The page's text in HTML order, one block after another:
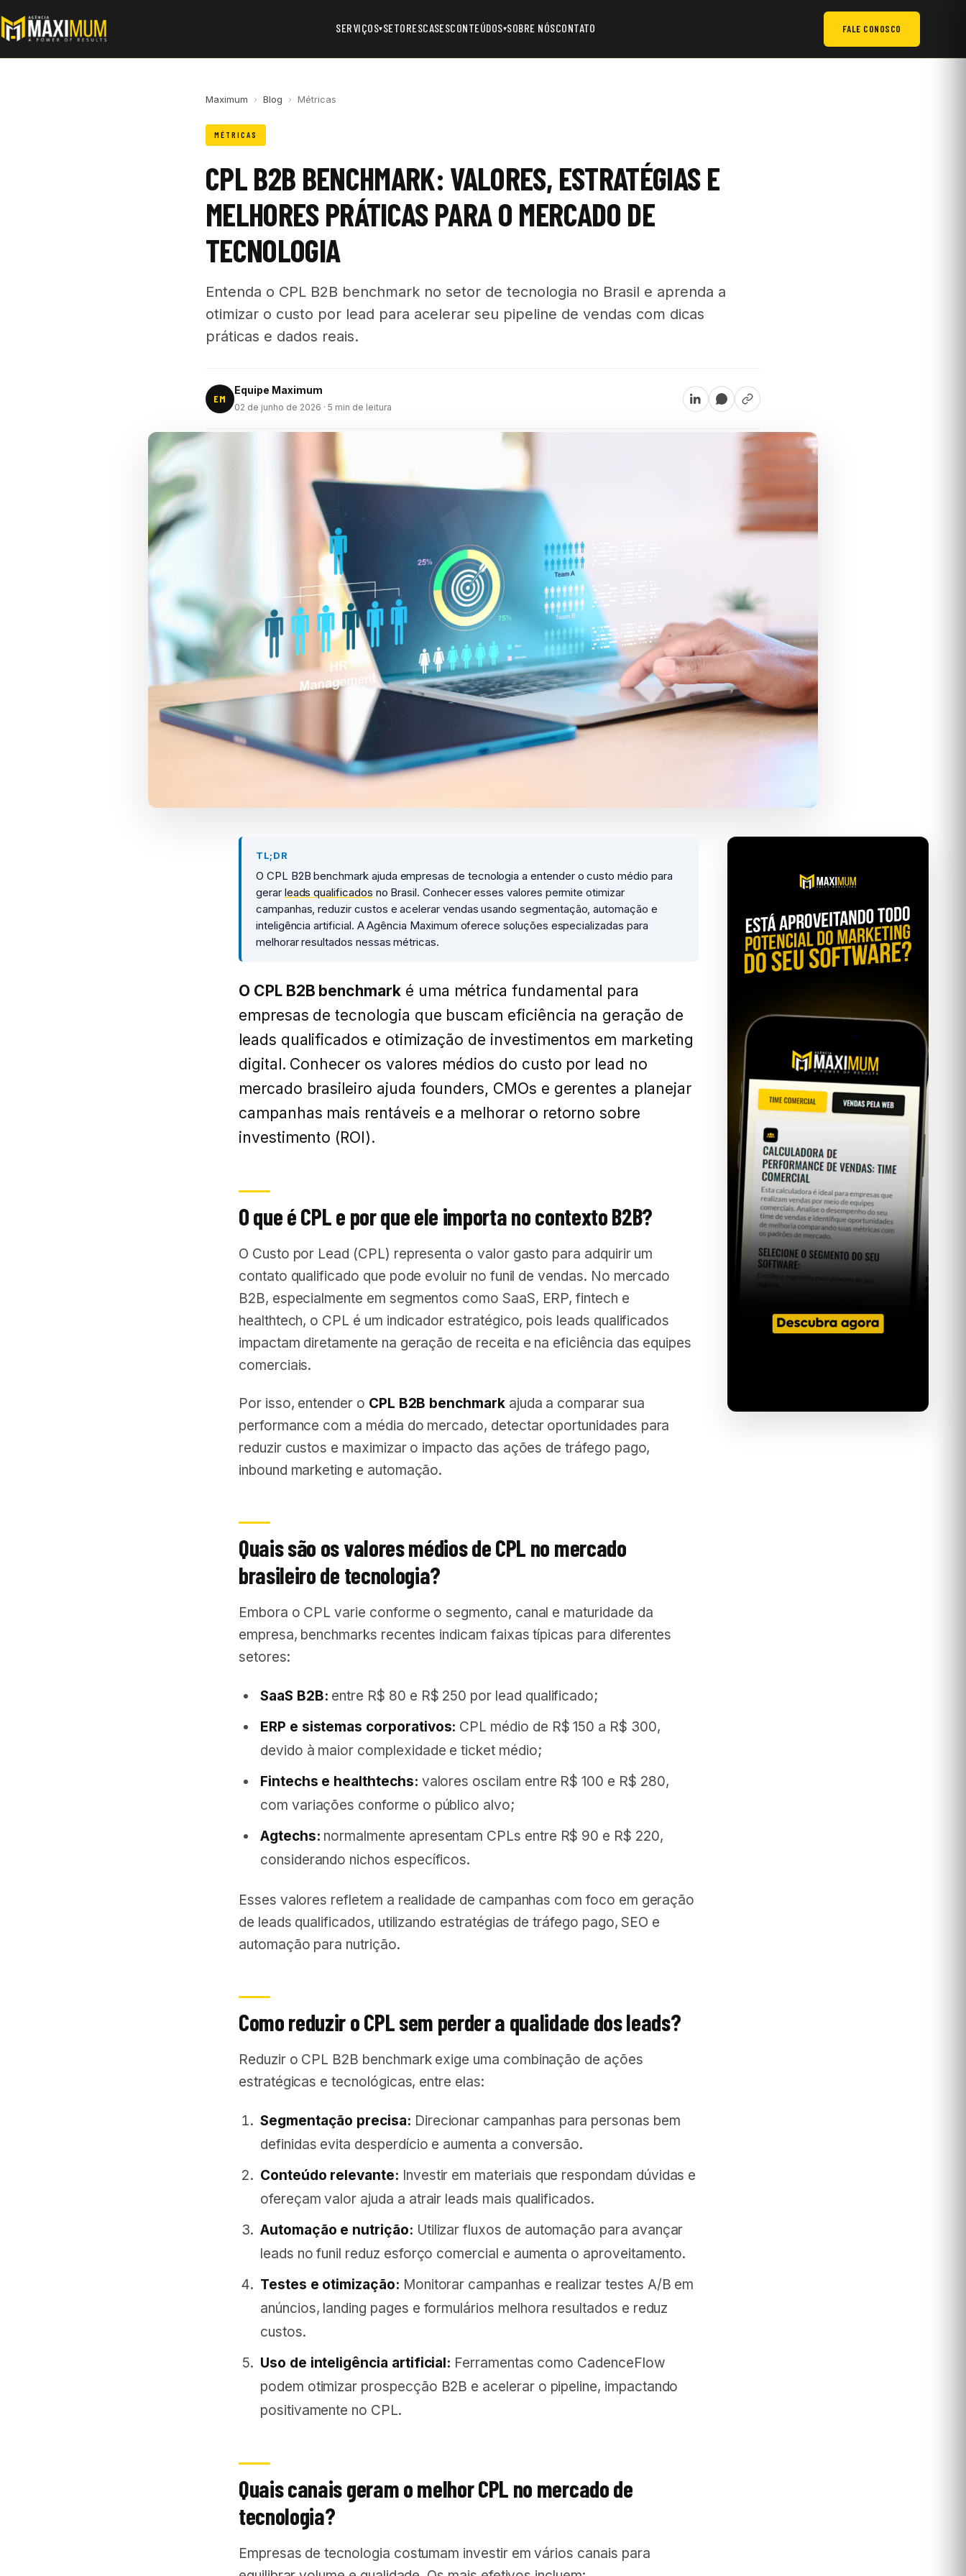
SERVIÇOS▾SETORESCASESCONTEÚDOS▾SOBRE NÓSCONTATO FALE CONOSCO
Maximum › Blog › Métricas
MÉTRICAS
CPL B2B BENCHMARK: VALORES, ESTRATÉGIAS E
MELHORES PRÁTICAS PARA O MERCADO DE
TECNOLOGIA
Entenda o CPL B2B benchmark no setor de tecnologia no Brasil e aprenda a
otimizar o custo por lead para acelerar seu pipeline de vendas com dicas
práticas e dados reais.
EM
Equipe Maximum
02 de junho de 2026 · 5 min de leitura
TL;DR
O CPL B2B benchmark ajuda empresas de tecnologia a entender o custo médio para
gerar leads qualificados no Brasil. Conhecer esses valores permite otimizar
campanhas, reduzir custos e acelerar vendas usando segmentação, automação e
inteligência artificial. A Agência Maximum oferece soluções especializadas para
melhorar resultados nessas métricas.
O CPL B2B benchmarké uma métrica fundamental para
empresas de tecnologia que buscam eficiência na geração de
leads qualificados e otimização de investimentos em marketing
digital. Conhecer os valores médios do custo por lead no
mercado brasileiro ajuda founders, CMOs e gerentes a planejar
campanhas mais rentáveis e a melhorar o retorno sobre
investimento (ROI).
O que é CPL e por que ele importa no contexto B2B?
O Custo por Lead (CPL) representa o valor gasto para adquirir um
contato qualificado que pode evoluir no funil de vendas. No mercado
B2B, especialmente em segmentos como SaaS, ERP, fintech e
healthtech, o CPL é um indicador estratégico, pois leads qualificados
impactam diretamente na geração de receita e na eficiência das equipes
comerciais.
Por isso, entender o CPL B2B benchmarkajuda a comparar sua
performance com a média do mercado, detectar oportunidades para
reduzir custos e maximizar o impacto das ações de tráfego pago,
inbound marketing e automação.
Quais são os valores médios de CPL no mercado
brasileiro de tecnologia?
Embora o CPL varie conforme o segmento, canal e maturidade da
empresa, benchmarks recentes indicam faixas típicas para diferentes
setores:
SaaS B2B: entre R$ 80 e R$ 250 por lead qualificado;
ERP e sistemas corporativos: CPL médio de R$ 150 a R$ 300,
devido à maior complexidade e ticket médio;
Fintechs e healthtechs: valores oscilam entre R$ 100 e R$ 280,
com variações conforme o público alvo;
Agtechs: normalmente apresentam CPLs entre R$ 90 e R$ 220,
considerando nichos específicos.
Esses valores refletem a realidade de campanhas com foco em geração
de leads qualificados, utilizando estratégias de tráfego pago, SEO e
automação para nutrição.
Como reduzir o CPL sem perder a qualidade dos leads?
Reduzir o CPL B2B benchmark exige uma combinação de ações
estratégicas e tecnológicas, entre elas:
Segmentação precisa: Direcionar campanhas para personas bem
definidas evita desperdício e aumenta a conversão.
Conteúdo relevante: Investir em materiais que respondam dúvidas e
ofereçam valor ajuda a atrair leads mais qualificados.
Automação e nutrição: Utilizar fluxos de automação para avançar
leads no funil reduz esforço comercial e aumenta o aproveitamento.
Testes e otimização: Monitorar campanhas e realizar testes A/B em
anúncios, landing pages e formulários melhora resultados e reduz
custos.
Uso de inteligência artificial: Ferramentas como CadenceFlow
podem otimizar prospecção B2B e acelerar o pipeline, impactando
positivamente no CPL.
Quais canais geram o melhor CPL no mercado de
tecnologia?
Empresas de tecnologia costumam investir em vários canais para